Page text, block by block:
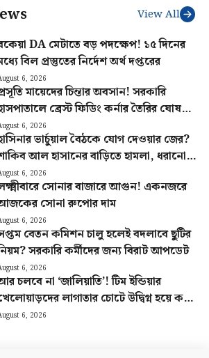
View All
DA মেটাতে বড় পদক্ষেপ! ১৫ দিনের
বিল প্রস্তুতের নির্দেশ অর্থ দপ্তরের
6, 2026
মায়েদের চিন্তার অবসান! সরকারি
ব্রেস্ট ফিডিং কর্নার তৈরির ঘোষণা
6, 2026
ভার্চুয়াল বৈঠকে যোগ দেওয়ার জের?
আল হাসানের বাড়িতে হামলা, ধরানো
আগুন
6, 2026
সোনার বাজারে আগুন! একনজরে
সোনা রুপোর দাম
6, 2026
বেতন কমিশন চালু হলেই বদলাবে ছুটির
সরকারি কর্মীদের জন্য বিরাট আপডেট
6, 2026
চলবে না ‘জালিয়াতি’! টিম ইন্ডিয়ার
লাগাতার চোটে উদ্বিগ্ন হয়ে কড়া
BCCI-র
6, 2026